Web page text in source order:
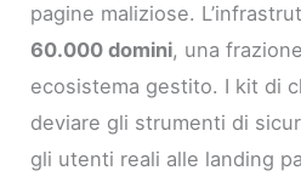
pagine maliziose.
60.000 domini, una
ecosistema gestito. I kit di
deviare gli strumenti di
gli utenti reali alle landing